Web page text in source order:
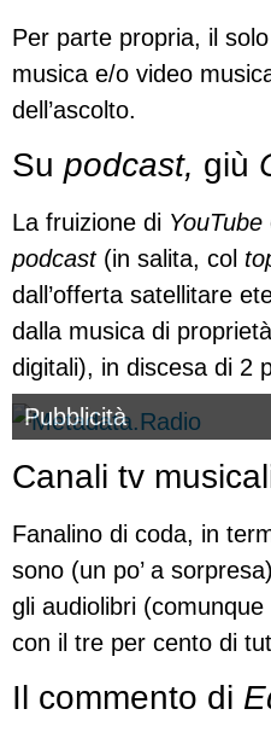
Per parte propria, il
musica e/o video
dell’ascolto.
Su podcast, giù
La fruizione di YouTube
podcast(in salita, col
dall’offerta satellitare
dalla musica di
digitali), in discesa di 2
Pubblicità
Canali tv
Fanalino di coda, in
sono (un po’ a
gli audiolibri
con il tre per cento di
Il commento di